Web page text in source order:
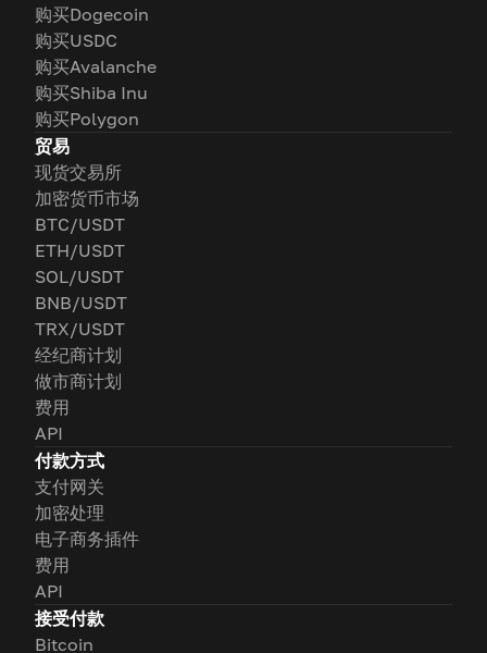
购买Dogecoin
购买USDC
购买Avalanche
购买Shiba Inu
购买Polygon
贸易
现货交易所
加密货币市场
BTC/USDT
ETH/USDT
SOL/USDT
BNB/USDT
TRX/USDT
经纪商计划
做市商计划
费用
API
付款方式
支付网关
加密处理
电子商务插件
费用
API
接受付款
Bitcoin